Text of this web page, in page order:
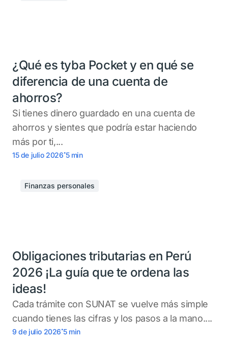
¿Qué es tyba Pocket y en qué se
diferencia de una cuenta de
ahorros?
Si tienes dinero guardado en una cuenta de
ahorros y sientes que podría estar haciendo
más por ti,...
15 de julio 2026.5 min
Finanzas personales
Obligaciones tributarias en Perú
2026 ¡La guía que te ordena las
ideas!
Cada trámite con SUNAT se vuelve más simple
cuando tienes las cifras y los pasos a la mano....
9 de julio 2026.5 min